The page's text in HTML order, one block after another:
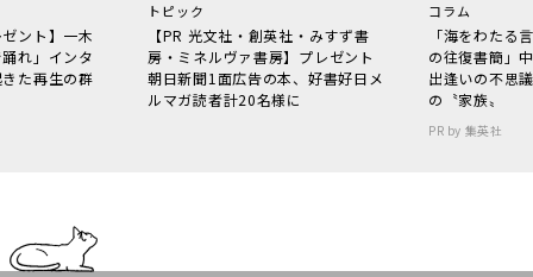
ント】一木
れ」インタ
た再生の群
トピック
【PR 光文社・創英社・みすず書
房・ミネルヴァ書房】プレゼント
朝日新聞1面広告の本、好書好日メ
ルマガ読者計20名様に
コラム
「海をわた
の往復書簡」
出逢いの不思
の〝家族〟
PR by 集英社